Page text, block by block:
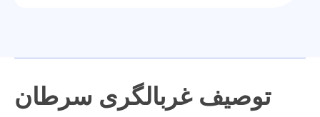
توصیف غربالگری سرطان